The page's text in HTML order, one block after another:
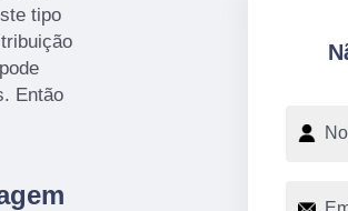
tipo
Então